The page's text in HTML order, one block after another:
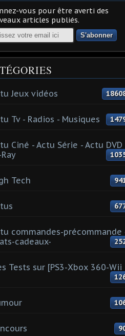
vous pour être averti des
articles publiés.
Jeux vidéos
Tv - Radios - Musiques
Ciné - Actu Série - Actu DVD
Tech
commandes-précommande
cadeaux-
Tests sur [PS3-Xbox 360-Wii